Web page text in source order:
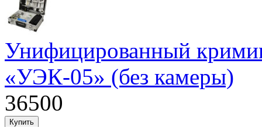
Унифицированный
«УЭК-05» (без камеры)
36500